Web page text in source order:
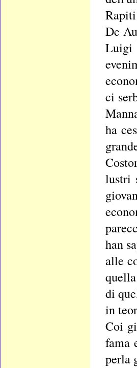
De
Luigi
ci
ha
lustri
han
alle
di
in
Coi
fama
perla